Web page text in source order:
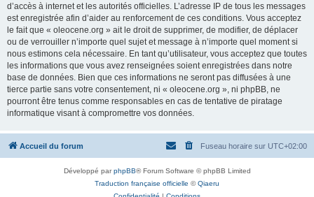
d’accès à internet et les autorités officielles. L’adresse IP de tous les messages
est enregistrée afin d’aider au renforcement de ces conditions. Vous acceptez
le fait que « oleocene.org » ait le droit de supprimer, de modifier, de déplacer
ou de verrouiller n’importe quel sujet et message à n’importe quel moment si
nous estimons cela nécessaire. En tant qu’utilisateur, vous acceptez que toutes
les informations que vous avez renseignées soient enregistrées dans notre
base de données. Bien que ces informations ne seront pas diffusées à une
tierce partie sans votre consentement, ni « oleocene.org », ni phpBB, ne
pourront être tenus comme responsables en cas de tentative de piratage
informatique visant à compromettre vos données.
Accueil du forum Fuseau horaire sur UTC+02:00
Développé parphpBB® Forum Software © phpBB Limited
Traduction française officielle ©Qiaeru